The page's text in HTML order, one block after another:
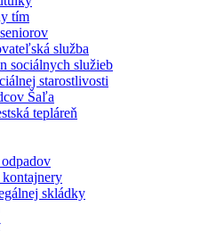
tím
služba
sociálnych služieb
starostlivosti
Šaľa
tepláreň
kontajnery
skládky